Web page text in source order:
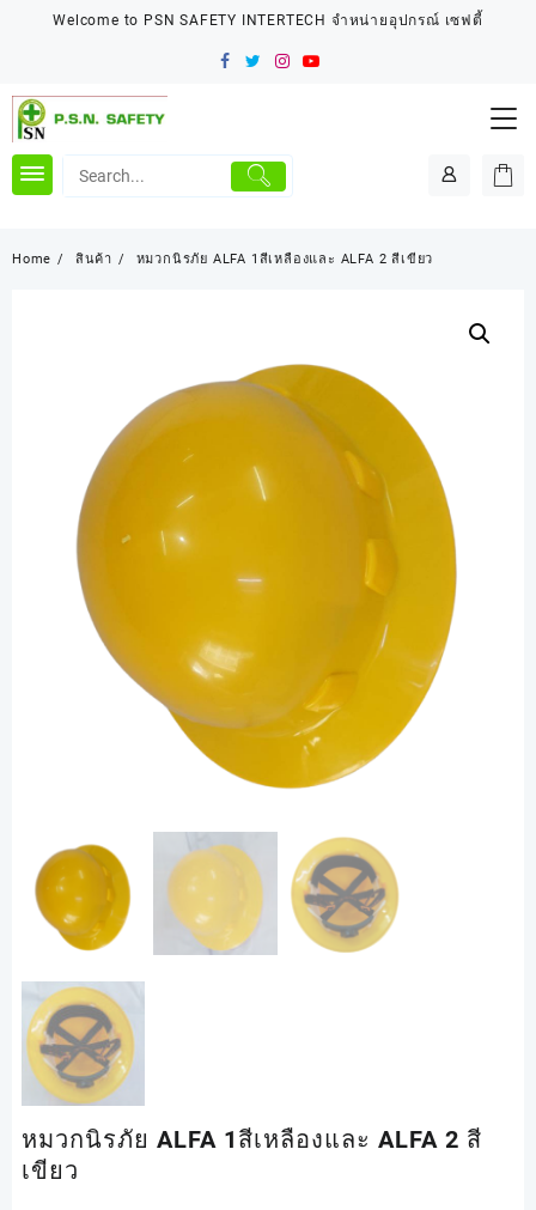
Welcome to PSN SAFETY INTERTECH จำหน่ายอุปกรณ์ เซฟตี้
Home สินค้า หมวกนิรภัย ALFA 1สีเหลืองและ ALFA 2 สีเขียว
หมวกนิรภัย ALFA 1สีเหลืองและ ALFA 2 สี
เขียว